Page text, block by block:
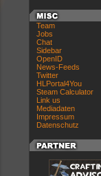
Team
Jobs
Chat
Sidebar
OpenID
News-Feeds
Twitter
HLPortal4You
Steam Calculator
Link us
Mediadaten
Impressum
Datenschutz